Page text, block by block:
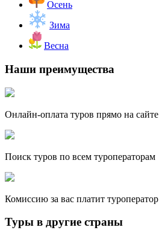
Осень
Зима
Весна
Наши преимущества
Онлайн-оплата туров прямо на сайте
Поиск туров по всем туроператорам
Комиссию за вас платит туроператор
Туры в другие страны